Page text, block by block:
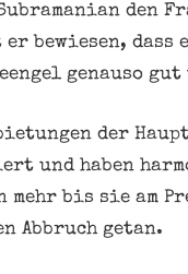
Subramanian
er bewiesen,
genauso
der
und haben
bis sie am
Abbruch getan.